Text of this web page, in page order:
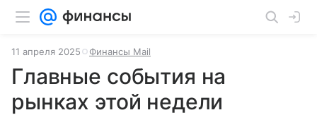
11 апреля 2025 Финансы Mail
Главные события на
рынках этой недели